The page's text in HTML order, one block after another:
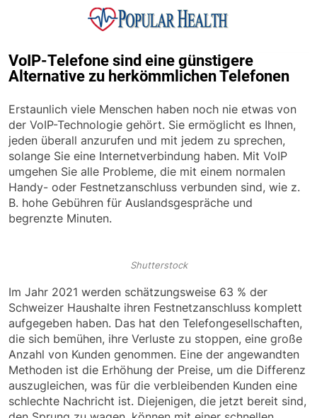
Popular Health
VoIP-Telefone sind eine günstigere
Alternative zu herkömmlichen Telefonen
Erstaunlich viele Menschen haben noch nie etwas von
der VoIP-Technologie gehört. Sie ermöglicht es Ihnen,
jeden überall anzurufen und mit jedem zu sprechen,
solange Sie eine Internetverbindung haben. Mit VoIP
umgehen Sie alle Probleme, die mit einem normalen
Handy- oder Festnetzanschluss verbunden sind, wie z.
B. hohe Gebühren für Auslandsgespräche und
begrenzte Minuten.
Shutterstock
Im Jahr 2021 werden schätzungsweise 63 % der
Schweizer Haushalte ihren Festnetzanschluss komplett
aufgegeben haben. Das hat den Telefongesellschaften,
die sich bemühen, ihre Verluste zu stoppen, eine große
Anzahl von Kunden genommen. Eine der angewandten
Methoden ist die Erhöhung der Preise, um die Differenz
auszugleichen, was für die verbleibenden Kunden eine
schlechte Nachricht ist. Diejenigen, die jetzt bereit sind,